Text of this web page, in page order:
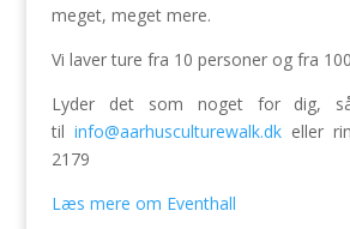
meget, meget mere.
Vi laver ture fra 10 personer og fra
Lyder det som noget for dig,
til info@aarhusculturewalk.dk eller
2179
Læs mere om Eventhall